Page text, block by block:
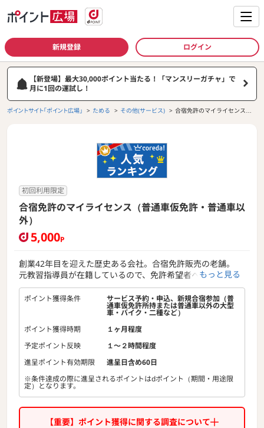
新規登録 ログイン
【新登場】最大30,000ポイント当たる！「マンスリーガチャ」で
月に1回の運試し！
ポイントサイト「ポイント広場」 ためる その他(サービス)
合宿免許のマイライセンス
初回利用限定
合宿免許のマイライセンス（普通車仮免許・普通車以
外）
5,000P
創業42年目を迎えた歴史ある会社。合宿免許販売の老舗。
元教習指導員が在籍しているので、免許希望者への的確なア
ドバイスが提供可能。
経験豊富なスタッフが、『最初で最後の運転免許取得』を徹
合宿入校21日前まではキャンセル料が無料！だから早く予約
しても安心。
もっと見る
ポイント獲得条件 サービス予約・申込、新規合宿参加（普
通車仮免許所持または普通車以外の大型
車・バイク・二種など）
ポイント獲得時期
１ヶ月程度
予定ポイント反映
１〜２時間程度
進呈ポイント有効期限
進呈日含め60日
※条件達成の際に進呈されるポイントはdポイント（期間・用途限
定）となります。
【重要】ポイント獲得に関する調査について